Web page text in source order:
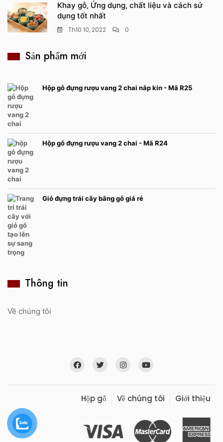
Khay gỗ, Ứng dụng, chất liệu và cách sử
dụng tốt nhất
Th10 10, 2022 0
Sản phẩm mới
Hộp gỗ đựng rượu vang 2 chai nắp kín - Mã R25
Hộp gỗ đựng rượu vang 2 chai - Mã R24
Giỏ đựng trái cây bằng gỗ giá rẻ
Thông tin
Về chúng tôi
Hộp gỗ Về chúng tôi Giới thiệu